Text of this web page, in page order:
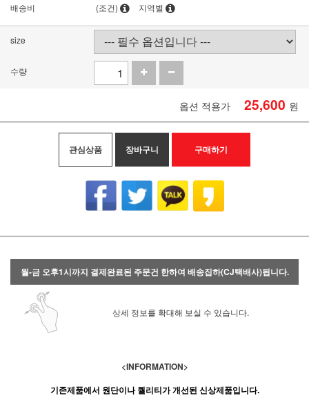
배송비
(조건) 지역별
size
수량
옵션 적용가 25,600 원
관심상품 장바구니 구매하기
월-금 오후1시까지 결제완료된 주문건 한하여 배송집하(CJ택배사)됩니다.
상세 정보를 확대해 보실 수 있습니다.
<INFORMATION>
기존제품에서 원단이나 퀄리티가 개선된 신상제품입니다.